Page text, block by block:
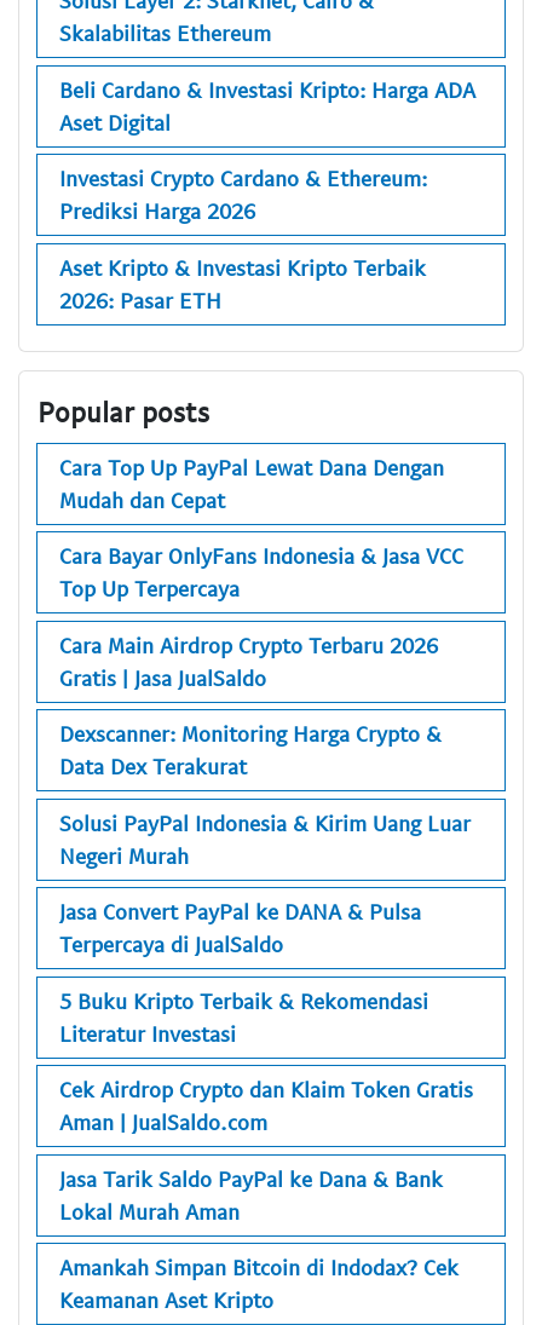
Skalabilitas Ethereum
Beli Cardano & Investasi Kripto: Harga ADA
Aset Digital
Investasi Crypto Cardano & Ethereum:
Prediksi Harga 2026
Aset Kripto & Investasi Kripto Terbaik
2026: Pasar ETH
Popular posts
Cara Top Up PayPal Lewat Dana Dengan
Mudah dan Cepat
Cara Bayar OnlyFans Indonesia & Jasa VCC
Top Up Terpercaya
Cara Main Airdrop Crypto Terbaru 2026
Gratis | Jasa JualSaldo
Dexscanner: Monitoring Harga Crypto &
Data Dex Terakurat
Solusi PayPal Indonesia & Kirim Uang Luar
Negeri Murah
Jasa Convert PayPal ke DANA & Pulsa
Terpercaya di JualSaldo
5 Buku Kripto Terbaik & Rekomendasi
Literatur Investasi
Cek Airdrop Crypto dan Klaim Token Gratis
Aman | JualSaldo.com
Jasa Tarik Saldo PayPal ke Dana & Bank
Lokal Murah Aman
Amankah Simpan Bitcoin di Indodax? Cek
Keamanan Aset Kripto